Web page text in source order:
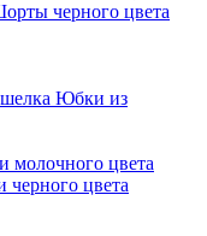
черного цвета
Юбки из
молочного цвета
цвета